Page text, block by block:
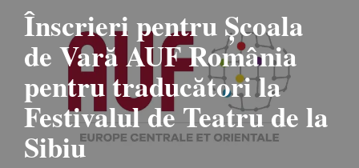
Înscrieri pentru Școala
de Vară AUF România
pentru traducători la
Festivalul de Teatru de la
Sibiu